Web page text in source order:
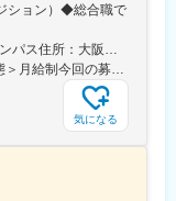
ション）◆総合職で
気になる